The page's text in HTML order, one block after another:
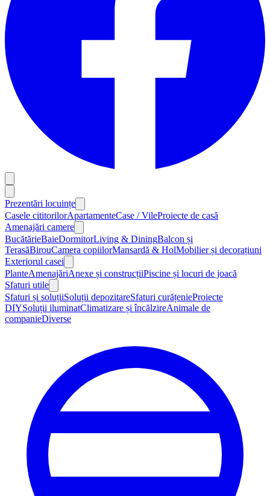
Prezentări locuințe
Casele cititorilorApartamenteCase / VileProiecte de casă
Amenajări camere
BucătărieBaieDormitorLiving & DiningBalcon și
TerasăBirouCamera copiilorMansardă & HolMobilier și decorațiuni
Exteriorul casei
PlanteAmenajăriAnexe și construcțiiPiscine și locuri de joacă
Sfaturi utile
Sfaturi și soluțiiSoluții depozitareSfaturi curățenieProiecte
DIYSoluții iluminatClimatizare și încălzireAnimale de
companieDiverse